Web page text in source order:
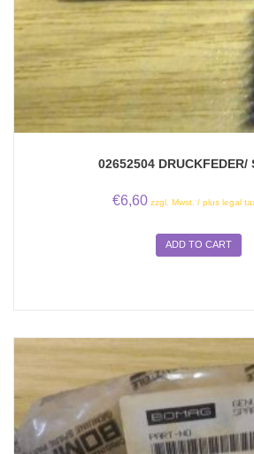
02652504 DRUCKFEDER/
€6,60 zzgl. Mwst. / plus legal
ADD TO CART